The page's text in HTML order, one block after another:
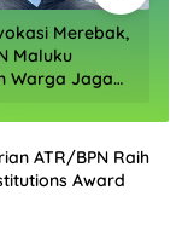
Merebak,
Maluku
Warga Jaga
ATR/BPN Raih
Award